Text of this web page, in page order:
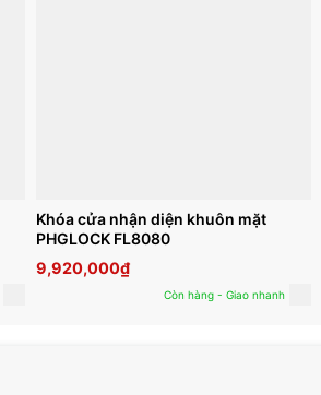
Khóa cửa nhận diện khuôn mặt
PHGLOCK FL8080
9,920,000₫
Còn hàng - Giao nhanh